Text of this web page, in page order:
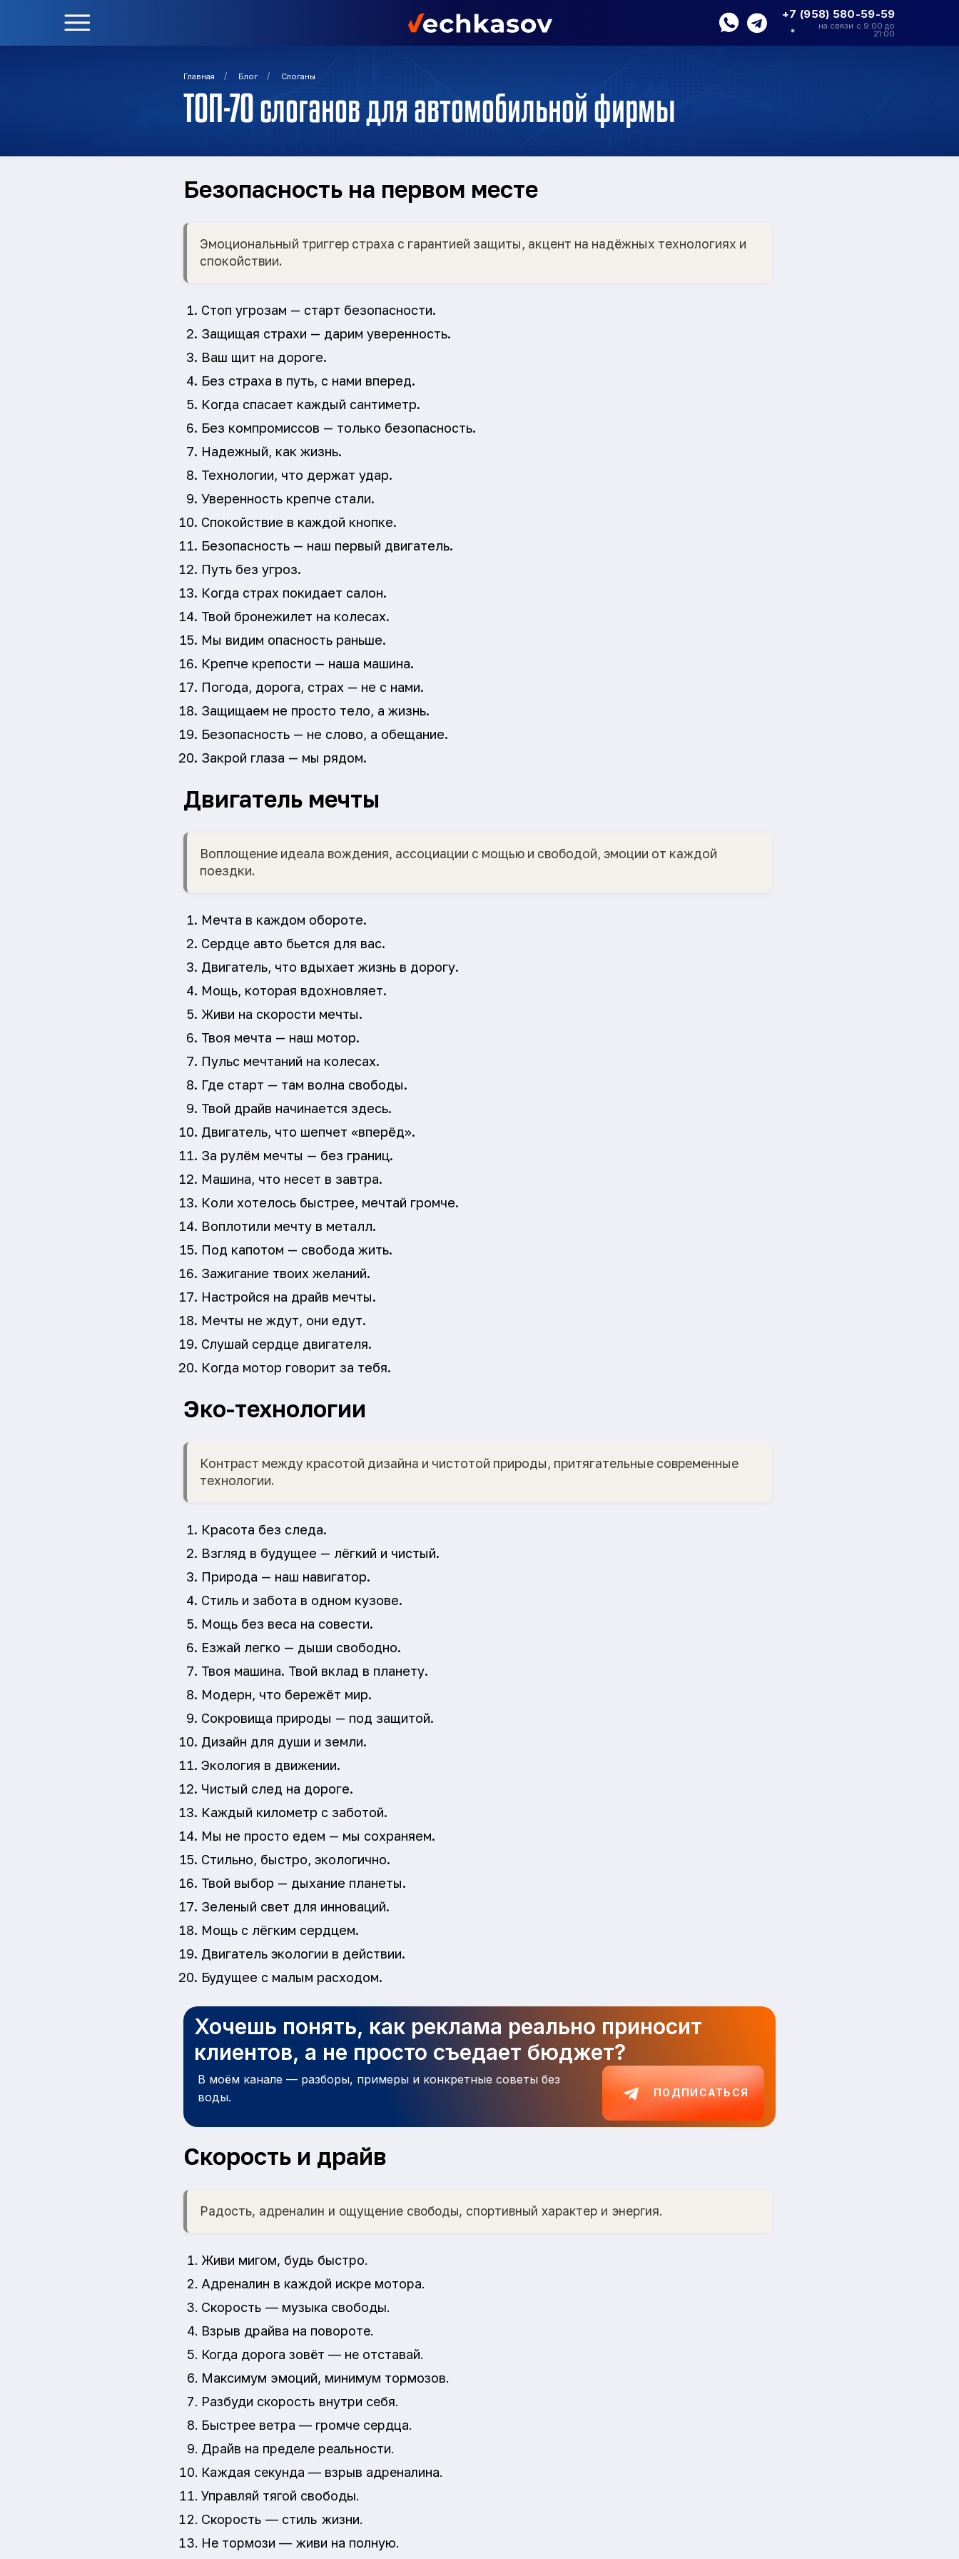
+7 (958) 580-59-59
на связи с 9:00 до
21:00
Главная / Блог / Слоганы
ТОП-70 слоганов для автомобильной фирмы
Безопасность на первом месте
Эмоциональный триггер страха с гарантией защиты, акцент на надёжных технологиях и
спокойствии.
Стоп угрозам — старт безопасности.
Защищая страхи — дарим уверенность.
Ваш щит на дороге.
Без страха в путь, с нами вперед.
Когда спасает каждый сантиметр.
Без компромиссов — только безопасность.
Надежный, как жизнь.
Технологии, что держат удар.
Уверенность крепче стали.
Спокойствие в каждой кнопке.
Безопасность — наш первый двигатель.
Путь без угроз.
Когда страх покидает салон.
Твой бронежилет на колесах.
Мы видим опасность раньше.
Крепче крепости — наша машина.
Погода, дорога, страх — не с нами.
Защищаем не просто тело, а жизнь.
Безопасность — не слово, а обещание.
Закрой глаза — мы рядом.
Двигатель мечты
Воплощение идеала вождения, ассоциации с мощью и свободой, эмоции от каждой
поездки.
Мечта в каждом обороте.
Сердце авто бьется для вас.
Двигатель, что вдыхает жизнь в дорогу.
Мощь, которая вдохновляет.
Живи на скорости мечты.
Твоя мечта — наш мотор.
Пульс мечтаний на колесах.
Где старт — там волна свободы.
Твой драйв начинается здесь.
Двигатель, что шепчет «вперёд».
За рулём мечты — без границ.
Машина, что несет в завтра.
Коли хотелось быстрее, мечтай громче.
Воплотили мечту в металл.
Под капотом — свобода жить.
Зажигание твоих желаний.
Настройся на драйв мечты.
Мечты не ждут, они едут.
Слушай сердце двигателя.
Когда мотор говорит за тебя.
Эко-технологии
Контраст между красотой дизайна и чистотой природы, притягательные современные
технологии.
Красота без следа.
Взгляд в будущее — лёгкий и чистый.
Природа — наш навигатор.
Стиль и забота в одном кузове.
Мощь без веса на совести.
Езжай легко — дыши свободно.
Твоя машина. Твой вклад в планету.
Модерн, что бережёт мир.
Сокровища природы — под защитой.
Дизайн для души и земли.
Экология в движении.
Чистый след на дороге.
Каждый километр с заботой.
Мы не просто едем — мы сохраняем.
Стильно, быстро, экологично.
Твой выбор — дыхание планеты.
Зеленый свет для инноваций.
Мощь с лёгким сердцем.
Двигатель экологии в действии.
Будущее с малым расходом.
Хочешь понять, как реклама реально приносит
клиентов, а не просто съедает бюджет?
В моём канале — разборы, примеры и конкретные советы без
воды.
ПОДПИСАТЬСЯ
Скорость и драйв
Радость, адреналин и ощущение свободы, спортивный характер и энергия.
Живи мигом, будь быстро.
Адреналин в каждой искре мотора.
Скорость — музыка свободы.
Взрыв драйва на повороте.
Когда дорога зовёт — не отставай.
Максимум эмоций, минимум тормозов.
Разбуди скорость внутри себя.
Быстрее ветра — громче сердца.
Драйв на пределе реальности.
Каждая секунда — взрыв адреналина.
Управляй тягой свободы.
Скорость — стиль жизни.
Не тормози — живи на полную.